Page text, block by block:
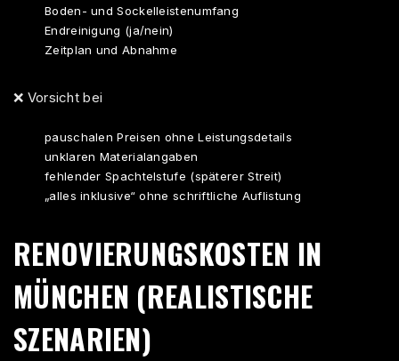
Boden- und Sockelleistenumfang
Endreinigung (ja/nein)
Zeitplan und Abnahme
❌ Vorsicht bei
pauschalen Preisen ohne Leistungsdetails
unklaren Materialangaben
fehlender Spachtelstufe (späterer Streit)
„alles inklusive“ ohne schriftliche Auflistung
RENOVIERUNGSKOSTEN IN
MÜNCHEN (REALISTISCHE
SZENARIEN)